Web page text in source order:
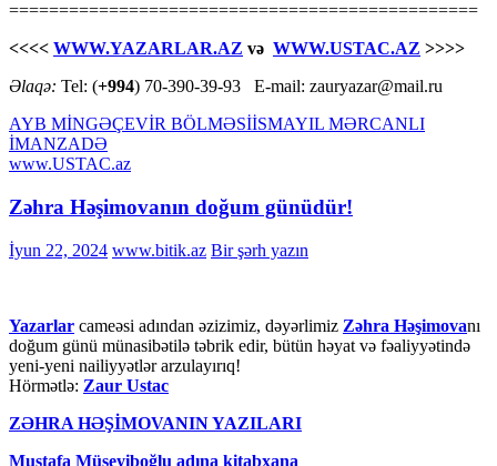
===============================================
<<<< WWW.YAZARLAR.AZ və WWW.USTAC.AZ >>>>
Əlaqə: Tel: (+994) 70-390-39-93 E-mail: zauryazar@mail.ru
AYB MİNGƏÇEVİR BÖLMƏSİİSMAYIL MƏRCANLI
İMANZADƏ
www.USTAC.az
Zəhra Həşimovanın doğum günüdür!
İyun 22, 2024 www.bitik.az Bir şərh yazın
Yazarlar cameəsi adından əzizimiz, dəyərlimiz Zəhra Həşimovanı
doğum günü münasibətilə təbrik edir, bütün həyat və fəaliyyətində
yeni-yeni nailiyyətlər arzulayırıq!
Hörmətlə: Zaur Ustac
ZƏHRA HƏŞİMOVANIN YAZILARI
Mustafa Müseyiboğlu adına kitabxana